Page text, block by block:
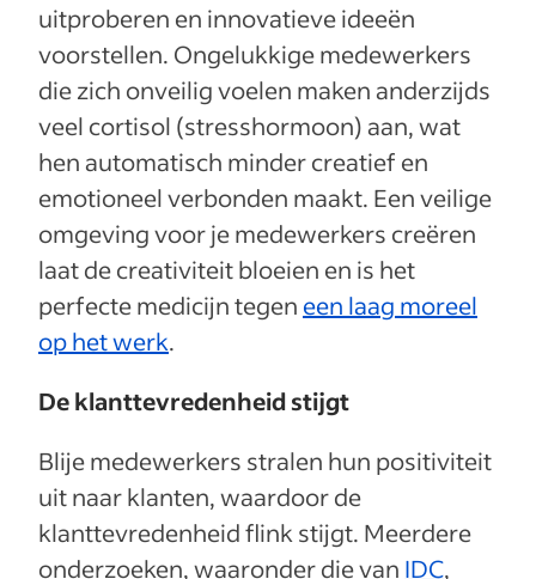
uitproberen en innovatieve ideeën
voorstellen. Ongelukkige medewerkers
die zich onveilig voelen maken anderzijds
veel cortisol (stresshormoon) aan, wat
hen automatisch minder creatief en
emotioneel verbonden maakt. Een veilige
omgeving voor je medewerkers creëren
laat de creativiteit bloeien en is het
perfecte medicijn tegen een laag moreel
op het werk.
De klanttevredenheid stijgt
Blije medewerkers stralen hun positiviteit
uit naar klanten, waardoor de
klanttevredenheid flink stijgt. Meerdere
onderzoeken, waaronder die van IDC,